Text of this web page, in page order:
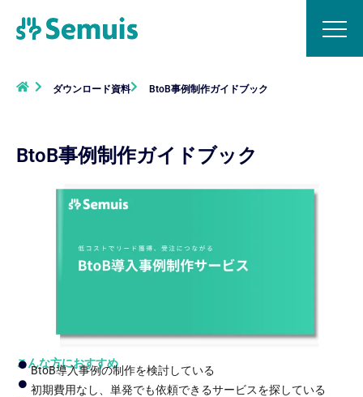
ダウンロード資料 BtoB事例制作ガイドブック
BtoB事例制作ガイドブック
こんな方におすすめ
BtoB導入事例の制作を検討している
初期費用なし、単発でも依頼できるサービスを探している